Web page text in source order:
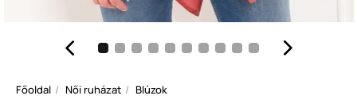
Főoldal Női ruházat Blúzok